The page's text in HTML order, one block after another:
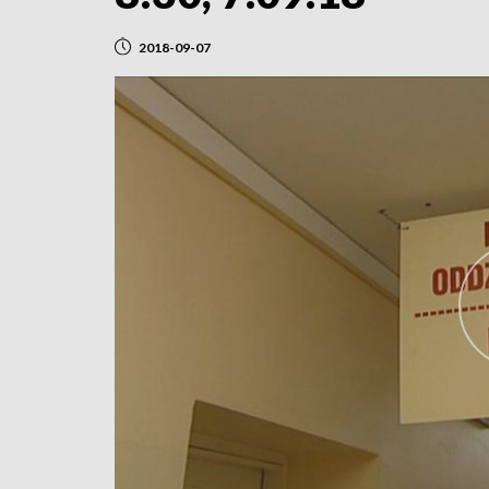
2018-09-07